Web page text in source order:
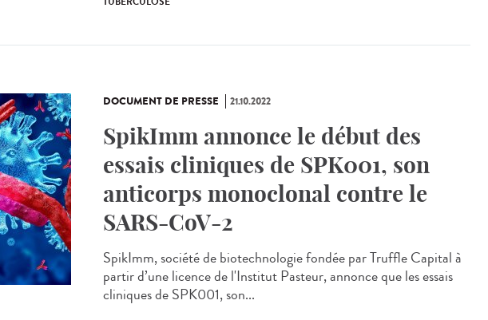
DOCUMENT DE PRESSE 21.10.2022
SpikImm annonce le début des
essais cliniques de SPK001, son
anticorps monoclonal contre le
SARS-CoV-2
SpikImm, société de biotechnologie fondée par Truffle Capital à
partir d’une licence de l'Institut Pasteur, annonce que les essais
cliniques de SPK001, son...